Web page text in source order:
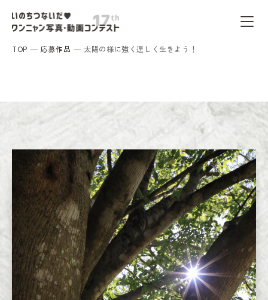
TOP 応募作品 太陽の様に強く逞しく生きよう！